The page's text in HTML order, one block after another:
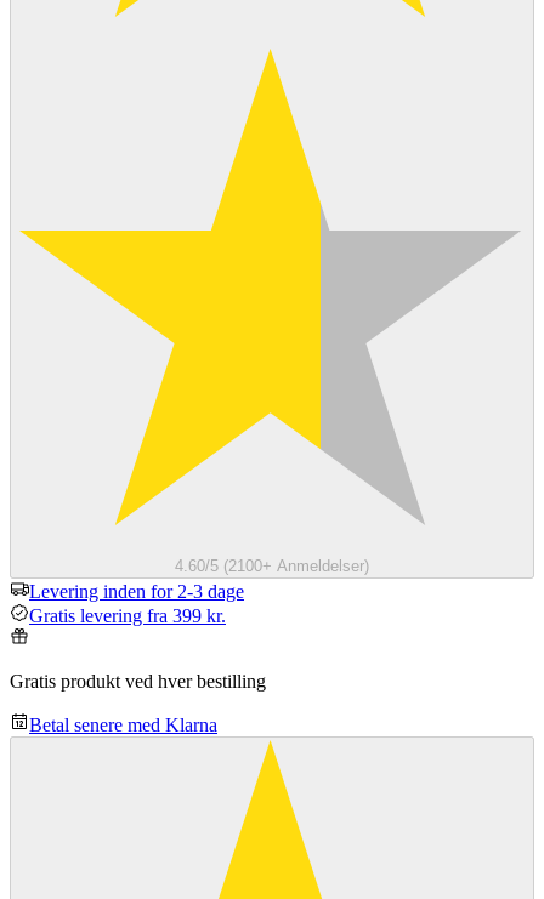
4.60/5 (2100+ Anmeldelser)
Levering inden for 2-3 dage
Gratis levering fra 399 kr.
Gratis produkt ved hver bestilling
Betal senere med Klarna